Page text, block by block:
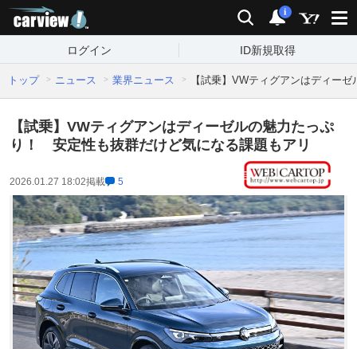
検索 通知
i
ログイン ID新規取得
トップ ニュース 業界ニュース 【試乗】VWティグアンはディー
【試乗】VWティグアンはディーゼルの魅力たっぷ
り！ 安定性も抜群だけど気になる課題もアリ
2026.01.27 18:02掲載 5